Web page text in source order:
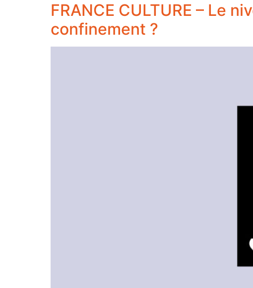
FRANCE CULTURE – Le
confinement ?